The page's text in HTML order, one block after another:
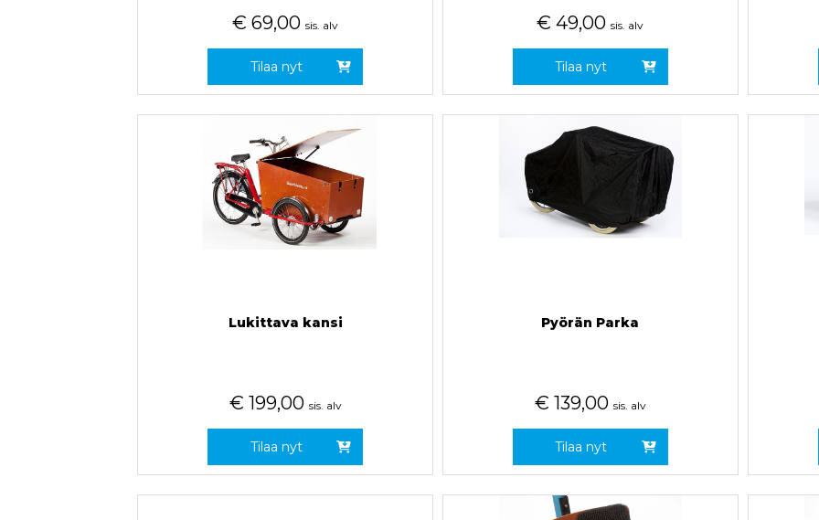
€ 69,00 sis. alv
Tilaa nyt
€ 49,00 sis. alv
Tilaa nyt
Lukittava kansi
€ 199,00 sis. alv
Tilaa nyt
Pyörän Parka
€ 139,00 sis. alv
Tilaa nyt